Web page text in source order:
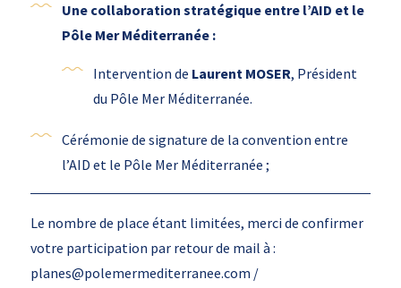
Une collaboration stratégique entre l’AID et le
Pôle Mer Méditerranée :
Intervention de Laurent MOSER, Président
du Pôle Mer Méditerranée.
Cérémonie de signature de la convention entre
l’AID et le Pôle Mer Méditerranée ;
Le nombre de place étant limitées, merci de confirmer
votre participation par retour de mail à :
planes@polemermediterranee.com /